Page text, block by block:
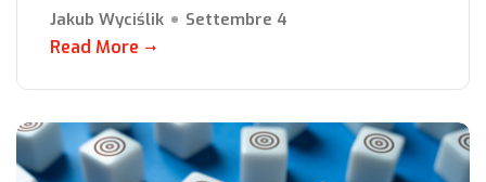
Jakub Wyciślik Settembre 4
Read More